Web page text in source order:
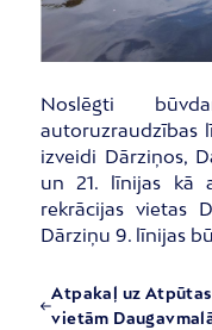
Noslēgti
autoruzraudzības
izveidi Dārziņos,
un 21. līnijas kā
rekrācijas vietas
Dārziņu 9. līnijas
Atpakaļ uz
vietām